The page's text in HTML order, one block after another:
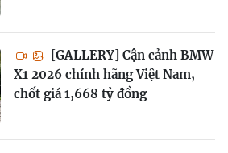
[GALLERY] Cận cảnh BMW
X1 2026 chính hãng Việt Nam,
chốt giá 1,668 tỷ đồng